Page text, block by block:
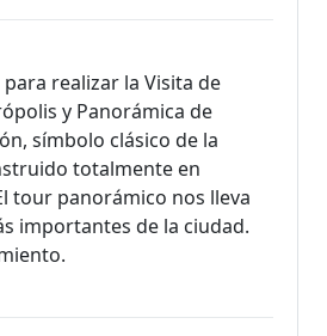
para realizar la Visita de
y Panorámica de
símbolo clásico de la
totalmente en
tour panorámico nos lleva
importantes de la ciudad.